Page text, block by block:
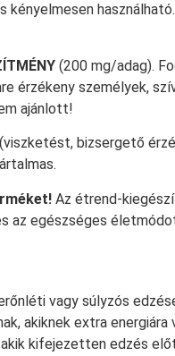
kényelmesen használható.
(200 mg/adag).
érzékeny személyek,
ajánlott!
bizsergető
Az étrend-
az egészséges
vagy súlyzós
akiknek extra energiára
kifejezetten edzés